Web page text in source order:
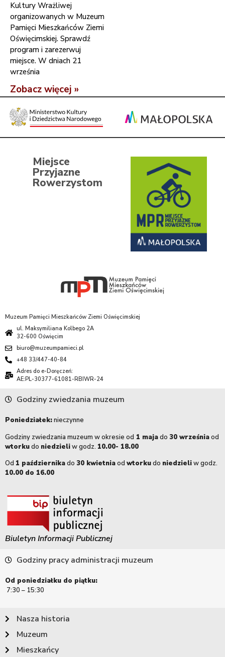
Kultury Wrażliwej
organizowanych w Muzeum
Pamięci Mieszkańców Ziemi
Oświęcimskiej. Sprawdź
program i zarezerwuj
miejsce. W dniach 21
września
Zobacz więcej »
Miejsce
Przyjazne
Rowerzystom
Muzeum Pamięci Mieszkańców Ziemi Oświęcimskiej
ul. Maksymiliana Kolbego 2A
32-600 Oświęcim
biuro@muzeumpamieci.pl
+48 33/447-40-84
Adres do e-Doręczeń:
AE:PL-30377-61081-RBIWR-24
Godziny zwiedzania muzeum
Poniedziałek:nieczynne
Godziny zwiedzania muzeum w okresie od 1 majado 30 wrześniaod
wtorkudo niedzieliw godz. 10.00- 18.00
Od 1 październikado 30 kwietniaod wtorkudo niedzieliw godz.
10.00 do 16.00
Biuletyn Informacji Publicznej
Godziny pracy administracji muzeum
Od poniedziałku do piątku:
7:30 – 15:30
Nasza historia
Muzeum
Mieszkańcy